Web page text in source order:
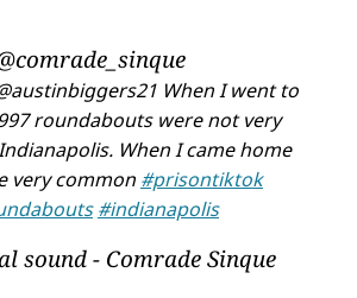
When I went to
roundabouts were not very
When I came home
very common #prisontiktok
#indianapolis
sound - Comrade Sinque